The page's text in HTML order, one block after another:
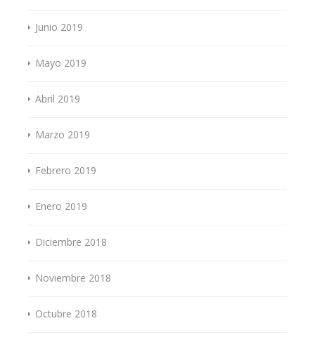
Junio 2019
Mayo 2019
Abril 2019
Marzo 2019
Febrero 2019
Enero 2019
Diciembre 2018
Noviembre 2018
Octubre 2018